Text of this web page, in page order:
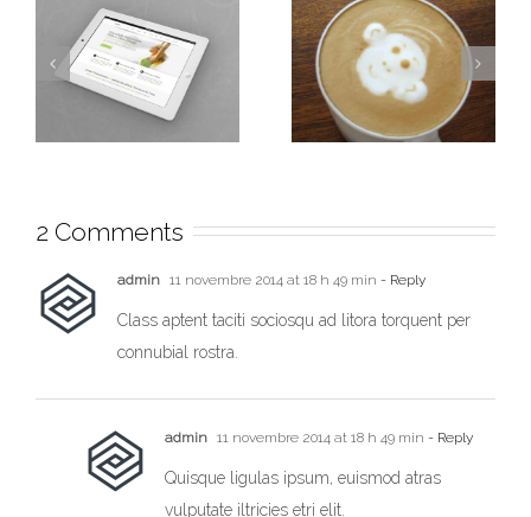
Nullam Eget Elit
Fusce Tincidunt
2 Comments
admin 11 novembre 2014 at 18 h 49 min - Reply
Class aptent taciti sociosqu ad litora torquent per
connubial rostra.
admin 11 novembre 2014 at 18 h 49 min - Reply
Quisque ligulas ipsum, euismod atras
vulputate iltricies etri elit.